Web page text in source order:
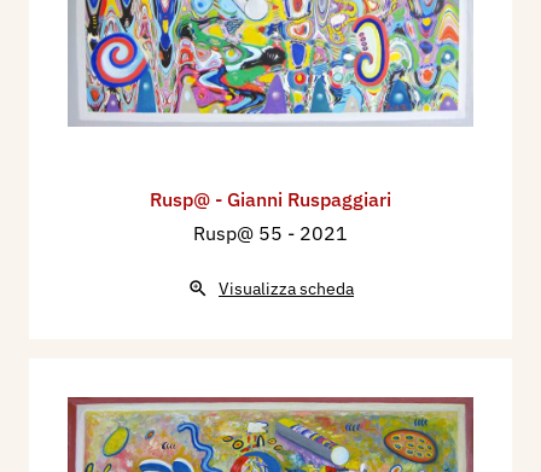
Rusp@ - Gianni Ruspaggiari
Rusp@ 55 - 2021
Visualizza scheda